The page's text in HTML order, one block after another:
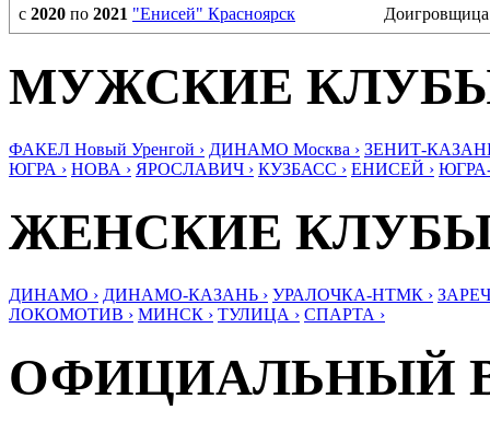
с 2020 по 2021 "Енисей" Красноярск Доигровщица
МУЖСКИЕ
ФАКЕЛ Новый Уренгой › ДИНАМО Москва › ЗЕНИТ-
ЮГРА › НОВА › ЯРОСЛАВИЧ › КУЗБАСС › ЕНИСЕЙ ›
ЖЕНСКИЕ
ДИНАМО › ДИНАМО-КАЗАНЬ › УРАЛОЧКА-НТМК ›
ЛОКОМОТИВ › МИНСК › ТУЛИЦА › СПАРТА ›
ОФИЦИАЛЬНЫЙ